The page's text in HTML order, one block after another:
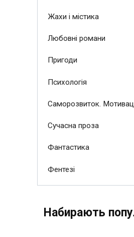
Жахи і містика
Любовні романи
Пригоди
Психологія
Саморозвиток.
Сучасна проза
Фантастика
Фентезі
Набирають